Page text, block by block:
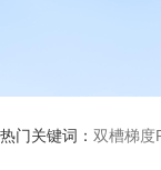
热门关键词： 双槽梯度